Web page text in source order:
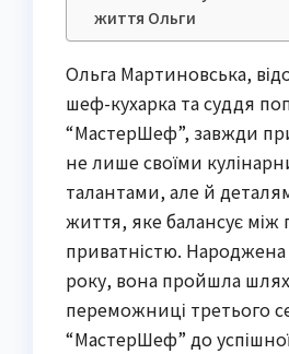
життя Ольги
Ольга Мартиновська,
шеф-кухарка та суддя
“МастерШеф”, завжди
не лише своїми
талантами, але й
життя, яке балансує між
приватністю. Народжена
року, вона пройшла шлях
переможниці третього
“МастерШеф” до